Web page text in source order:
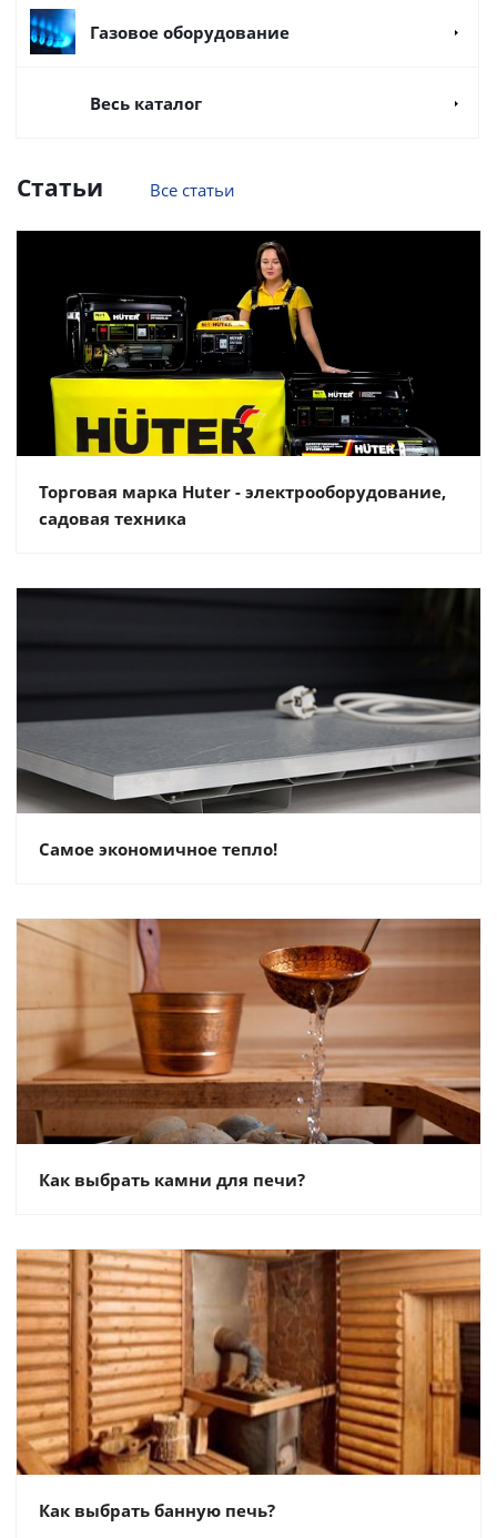
Газовое оборудование
Весь каталог
Статьи Все статьи
Торговая марка Huter - электрооборудование,
садовая техника
Самое экономичное тепло!
Как выбрать камни для печи?
Как выбрать банную печь?